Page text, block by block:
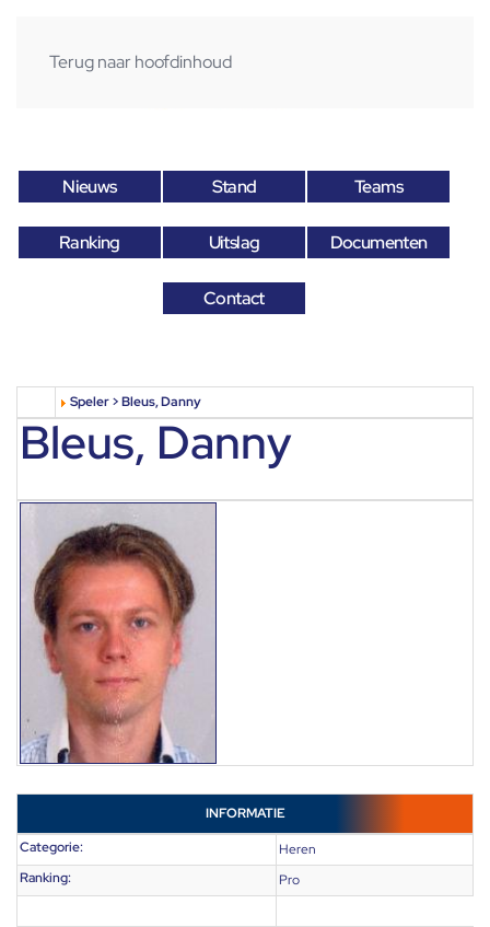
Terug naar hoofdinhoud
Nieuws Stand Teams
Ranking Uitslag Documenten
Contact
Speler > Bleus, Danny
Bleus, Danny
INFORMATIE
Categorie:
Heren
Ranking:
Pro